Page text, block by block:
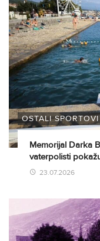
OSTALI SPORTOVI
Memorijal Darka
vaterpolisti
23.07.2026